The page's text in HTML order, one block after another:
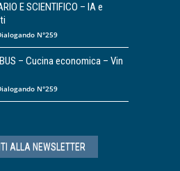
E SCIENTIFICO – IA e
N°259
– Cucina economica – Vin
N°259
ALLA NEWSLETTER